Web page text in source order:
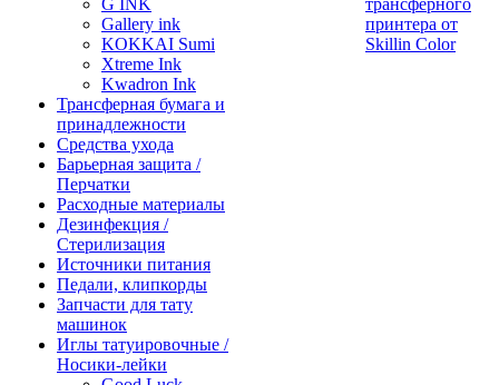
G INK
Gallery ink
KOKKAI Sumi
Xtreme Ink
Kwadron Ink
Трансферная бумага и
принадлежности
Средства ухода
Барьерная защита /
Перчатки
Расходные материалы
Дезинфекция /
Стерилизация
Источники питания
Педали, клипкорды
Запчасти для тату
машинок
Иглы татуировочные /
Носики-лейки
трансферного
принтера от
Skillin Color